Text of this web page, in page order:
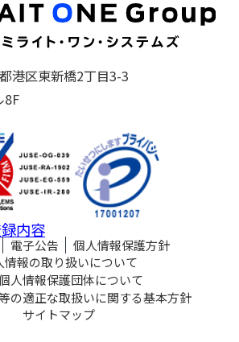
港区東新橋2丁目3-3
8F
内容
電子公告
個人情報保護方針
情報の取り扱いについて
人情報保護団体について
の適正な取扱いに関する基本方針
サイトマップ